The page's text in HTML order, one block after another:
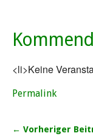
<li>Keine
Permalink
← Vorheriger